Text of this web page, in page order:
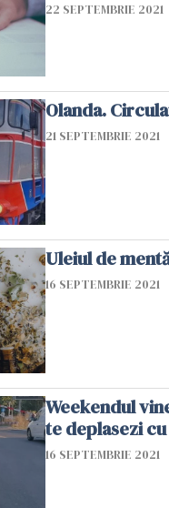
22 SEPTEMBRIE 2021
Olanda.
21 SEPTEMBRIE 2021
Uleiul de
16 SEPTEMBRIE 2021
Weekendul
te deplasezi
16 SEPTEMBRIE 2021